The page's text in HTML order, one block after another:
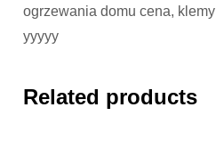
ogrzewania domu cena, klemy
yyyyy
Related products